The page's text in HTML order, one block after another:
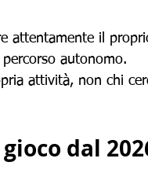
attentamente il
autonomo.
attività, non chi
dal